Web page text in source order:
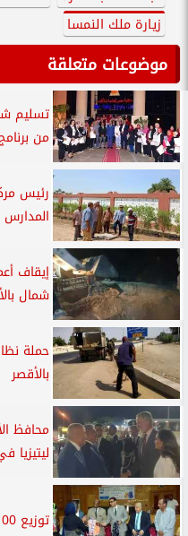
زيارة ملك النمسا
موضوعات متعلقة
من
رئيس
المدارس
إيقاف
شمال
حملة
بالأقصر
محافظ
ليتيزيا
توزيع 100 شنطة مدرسية لذوي الهمم بالأقصر